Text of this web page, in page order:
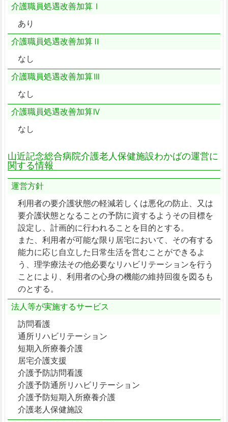
介護職員処遇改善加算Ⅰ
あり
介護職員処遇改善加算Ⅱ
なし
介護職員処遇改善加算Ⅲ
なし
介護職員処遇改善加算Ⅳ
なし
山近記念総合病院介護老人保健施設わかばの運営に
関する情報
運営方針
利用者の要介護状態の軽減若しくは悪化の防止、又は
要介護状態となることの予防に資するようその目標を
設定し、計画的に行われることを目的とする。
また、利用者が可能な限り居宅において、その有する
能力に応じ自立した日常生活を営むことができるよ
う、理学療法その他必要なリハビリテーションを行う
ことにより、利用者の心身の機能の維持回復を図るも
のとする。
法人等が実施するサービス
訪問看護
通所リハビリテーション
短期入所療養介護
居宅介護支援
介護予防訪問看護
介護予防通所リハビリテーション
介護予防短期入所療養介護
介護老人保健施設